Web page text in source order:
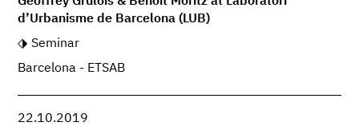
d’Urbanisme de Barcelona (LUB)
Seminar
Barcelona - ETSAB
22.10.2019